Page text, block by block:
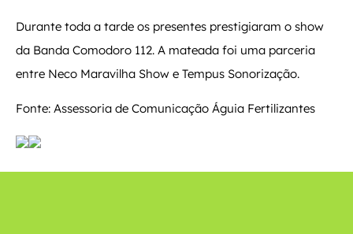
Durante toda a tarde os presentes prestigiaram o show
da Banda Comodoro 112. A mateada foi uma parceria
entre Neco Maravilha Show e Tempus Sonorização.
Fonte: Assessoria de Comunicação Águia Fertilizantes